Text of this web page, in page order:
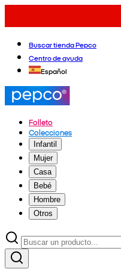
Buscar tienda Pepco
Centro de ayuda
Español
Folleto
Colecciones
Infantil
Mujer
Casa
Bebé
Hombre
Otros